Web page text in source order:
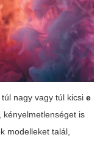
nagy vagy túl kicsi e
kényelmetlenséget is
modelleket talál,